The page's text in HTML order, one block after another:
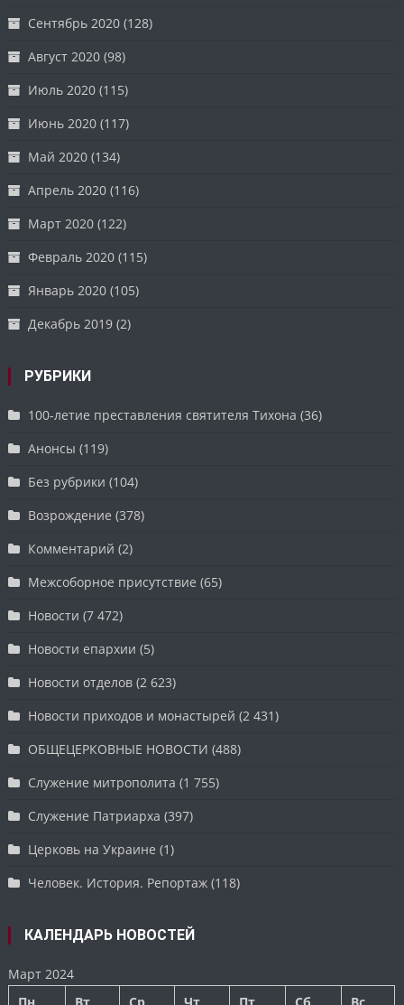
Сентябрь 2020 (128)
Август 2020 (98)
Июль 2020 (115)
Июнь 2020 (117)
Май 2020 (134)
Апрель 2020 (116)
Март 2020 (122)
Февраль 2020 (115)
Январь 2020 (105)
Декабрь 2019 (2)
РУБРИКИ
100-летие преставления святителя Тихона (36)
Анонсы (119)
Без рубрики (104)
Возрождение (378)
Комментарий (2)
Межсоборное присутствие (65)
Новости (7 472)
Новости епархии (5)
Новости отделов (2 623)
Новости приходов и монастырей (2 431)
ОБЩЕЦЕРКОВНЫЕ НОВОСТИ (488)
Служение митрополита (1 755)
Служение Патриарха (397)
Церковь на Украине (1)
Человек. История. Репортаж (118)
КАЛЕНДАРЬ НОВОСТЕЙ
Март 2024